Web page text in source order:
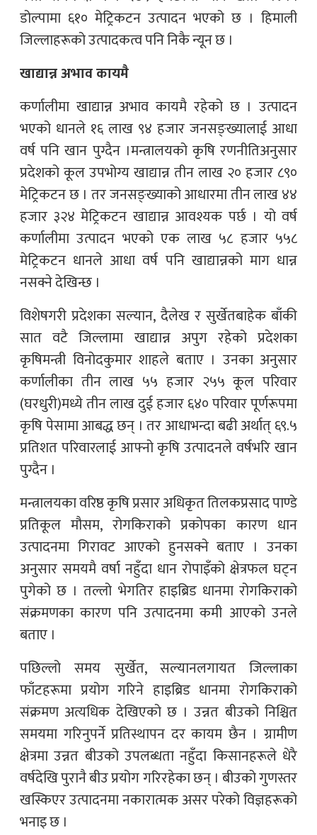
डोल्पामा ६१० मेट्रिकटन उत्पादन भएको छ । हिमाली
जिल्लाहरूको उत्पादकत्व पनि निकै न्यून छ ।
खाद्यान्न अभाव कायमै
कर्णालीमा खाद्यान्न अभाव कायमै रहेको छ । उत्पादन
भएको धानले १६ लाख ९४ हजार जनसङ्ख्यालाई आधा
वर्ष पनि खान पुग्दैन ।मन्त्रालयको कृषि रणनीतिअनुसार
प्रदेशको कूल उपभोग्य खाद्यान्न तीन लाख २० हजार ८९०
मेट्रिकटन छ । तर जनसङ्ख्याको आधारमा तीन लाख ४४
हजार ३२४ मेट्रिकटन खाद्यान्न आवश्यक पर्छ । यो वर्ष
कर्णालीमा उत्पादन भएको एक लाख ५८ हजार ५५८
मेट्रिकटन धानले आधा वर्ष पनि खाद्यान्नको माग धान्न
नसक्ने देखिन्छ ।
विशेषगरी प्रदेशका सल्यान, दैलेख र सुर्खेतबाहेक बाँकी
सात वटै जिल्लामा खाद्यान्न अपुग रहेको प्रदेशका
कृषिमन्त्री विनोदकुमार शाहले बताए । उनका अनुसार
कर्णालीका तीन लाख ५५ हजार २५५ कूल परिवार
(घरधुरी)मध्ये तीन लाख दुई हजार ६४० परिवार पूर्णरूपमा
कृषि पेसामा आबद्ध छन् । तर आधाभन्दा बढी अर्थात् ६९.५
प्रतिशत परिवारलाई आफ्नो कृषि उत्पादनले वर्षभरि खान
पुग्दैन ।
मन्त्रालयका वरिष्ठ कृषि प्रसार अधिकृत तिलकप्रसाद पाण्डे
प्रतिकूल मौसम, रोगकिराको प्रकोपका कारण धान
उत्पादनमा गिरावट आएको हुनसक्ने बताए । उनका
अनुसार समयमै वर्षा नहुँदा धान रोपाइँको क्षेत्रफल घट्न
पुगेको छ । तल्लो भेगतिर हाइब्रिड धानमा रोगकिराको
संक्रमणका कारण पनि उत्पादनमा कमी आएको उनले
बताए ।
पछिल्लो समय सुर्खेत, सल्यानलगायत जिल्लाका
फाँटहरूमा प्रयोग गरिने हाइब्रिड धानमा रोगकिराको
संक्रमण अत्यधिक देखिएको छ । उन्नत बीउको निश्चित
समयमा गरिनुपर्ने प्रतिस्थापन दर कायम छैन । ग्रामीण
क्षेत्रमा उन्नत बीउको उपलब्धता नहुँदा किसानहरूले धेरै
वर्षदेखि पुरानै बीउ प्रयोग गरिरहेका छन् । बीउको गुणस्तर
खस्किएर उत्पादनमा नकारात्मक असर परेको विज्ञहरूको
भनाइ छ ।